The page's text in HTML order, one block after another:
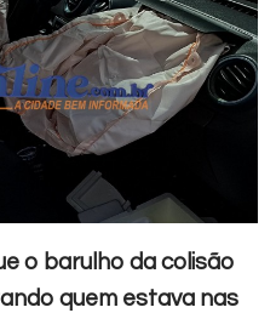
o barulho da colisão
quem estava nas